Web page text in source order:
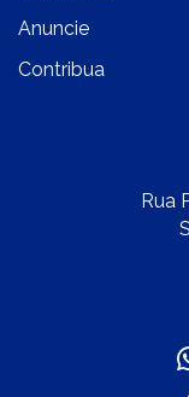
Anuncie
Contribua
Rua